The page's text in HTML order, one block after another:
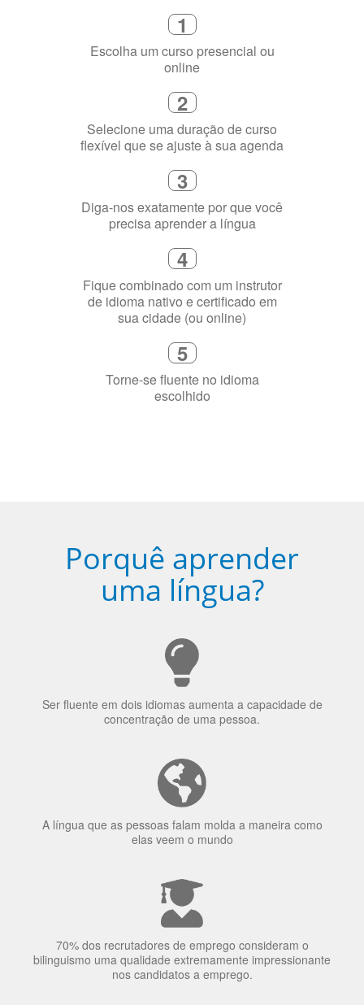
Escolha um curso presencial ou
online
2
Selecione uma duração de curso
flexível que se ajuste à sua agenda
3
Diga-nos exatamente por que você
precisa aprender a língua
4
Fique combinado com um instrutor
de idioma nativo e certificado em
sua cidade (ou online)
5
Torne-se fluente no idioma
escolhido
uma língua?
Ser fluente em dois idiomas aumenta a capacidade de
concentração de uma pessoa.
A língua que as pessoas falam molda a maneira como
elas veem o mundo
70% dos recrutadores de emprego consideram o
bilinguismo uma qualidade extremamente impressionante